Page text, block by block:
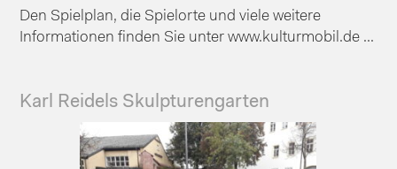
Den Spielplan, die Spielorte und viele weitere
Informationen finden Sie unter www.kulturmobil.de ...
Karl Reidels Skulpturengarten